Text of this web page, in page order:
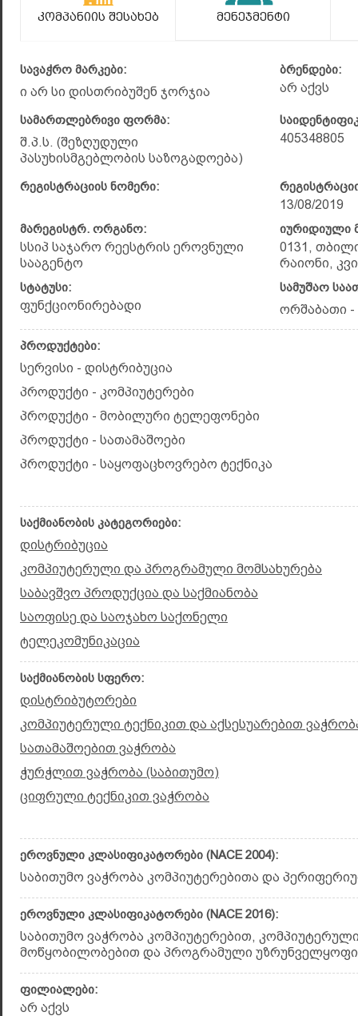
Კომპანიის Შესახებ Მენეჯმენტი
სავაჭრო მარკები:
ი არ სი დისთრიბუშენ ჯორჯია
ბრენდები:
არ აქვს
სამართლებრივი ფორმა:
შ.პ.ს. (შეზღუდული
პასუხისმგებლობის საზოგადოება)
405348805
რეგისტრაციის ნომერი:
13/08/2019
მარეგისტრ. ორგანო:
სსიპ საჯარო რეესტრის ეროვნული
სააგენტო
იურიდიული
0131,
რაიონი,
სტატუსი:
ფუნქციონირებადი
სამუშაო
ორშაბათი -
პროდუქტები:
სერვისი - დისტრიბუცია
პროდუქტი - კომპიუტერები
პროდუქტი - მობილური ტელეფონები
პროდუქტი - სათამაშოები
პროდუქტი - საყოფაცხოვრებო ტექნიკა
საქმიანობის კატეგორიები:
დისტრიბუცია
კომპიუტერული და პროგრამული მომსახურება
საბავშვო პროდუქცია და საქმიანობა
საოფისე და საოჯახო საქონელი
ტელეკომუნიკაცია
საქმიანობის სფერო:
დისტრიბუტორები
კომპიუტერული ტექნიკით და აქსესუარებით
სათამაშოებით ვაჭრობა
ჭურჭლით ვაჭრობა (საბითუმო)
ციფრული ტექნიკით ვაჭრობა
ეროვნული კლასიფიკატორები (NACE 2004):
საბითუმო ვაჭრობა კომპიუტერებითა და
ეროვნული კლასიფიკატორები (NACE 2016):
საბითუმო ვაჭრობა კომპიუტერებით,
მოწყობილობებით და პროგრამული
ფილიალები:
არ აქვს